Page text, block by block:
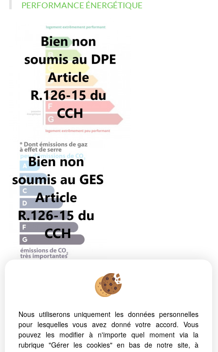
PERFORMANCE ÉNERGÉTIQUE
PRIX DE VENTE 4 660 € PAR MOIS *
Nous utiliserons uniquement les données personnelles
pour lesquelles vous avez donné votre accord. Vous
pouvez les modifier à n'importe quel moment via la
rubrique "Gérer les cookies" en bas de notre site, à